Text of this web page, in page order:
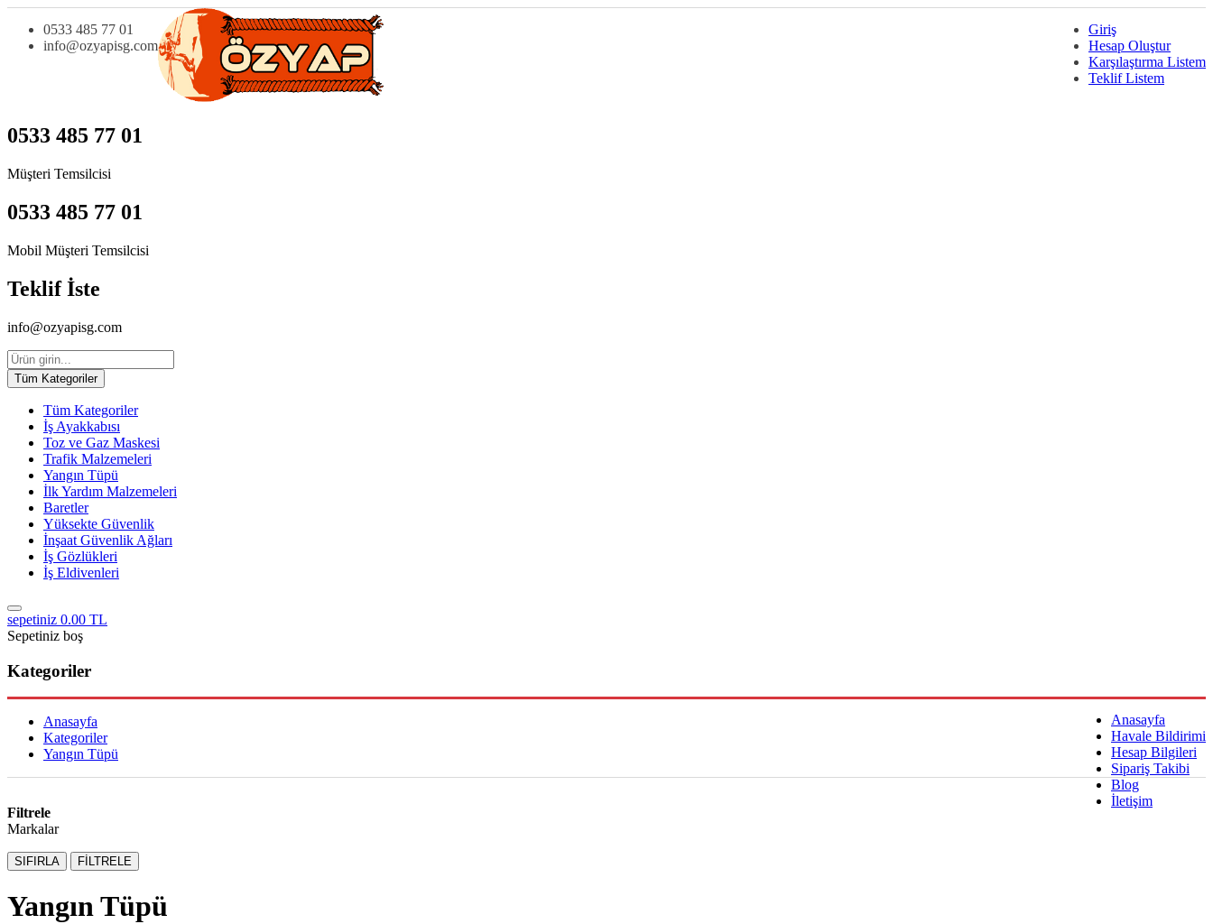
0533 485 77 01
info@ozyapisg.com
Giriş
Hesap Oluştur
Karşılaştırma Listem
Teklif Listem
0533 485 77 01
Müşteri Temsilcisi
0533 485 77 01
Mobil Müşteri Temsilcisi
Teklif İste
info@ozyapisg.com
Tüm Kategoriler
Tüm Kategoriler
İş Ayakkabısı
Toz ve Gaz Maskesi
Trafik Malzemeleri
Yangın Tüpü
İlk Yardım Malzemeleri
Baretler
Yüksekte Güvenlik
İnşaat Güvenlik Ağları
İş Gözlükleri
İş Eldivenleri
sepetiniz 0.00 TL
Sepetiniz boş
Kategoriler
Anasayfa
Havale Bildirimi
Hesap Bilgileri
Sipariş Takibi
Blog
İletişim
Anasayfa
Kategoriler
Yangın Tüpü
Filtrele
Markalar
SIFIRLA FİLTRELE
Yangın Tüpü